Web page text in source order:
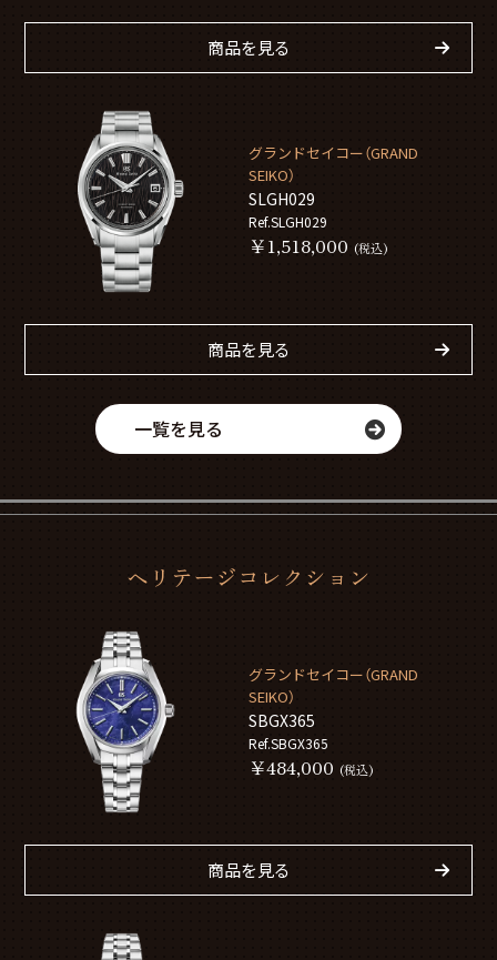
商品を見る
グランドセイコー（GRAND
SEIKO）
SLGH029
Ref.SLGH029
￥1,518,000 (税込)
商品を見る
一覧を見る
ヘリテージコレクション
グランドセイコー（GRAND
SEIKO）
SBGX365
Ref.SBGX365
￥484,000 (税込)
商品を見る